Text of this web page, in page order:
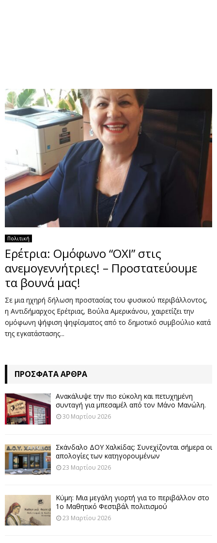
U
Πολιτική
Ερέτρια: Ομόφωνο “ΟΧΙ” στις
ανεμογεννήτριες! – Προστατεύουμε
τα βουνά μας!
Σε μια ηχηρή δήλωση προστασίας του φυσικού περιβάλλοντος,
η Αντιδήμαρχος Ερέτριας, Βούλα Αμερικάνου, χαιρετίζει την
ομόφωνη ψήφιση ψηφίσματος από το δημοτικό συμβούλιο κατά
της εγκατάστασης...
ΠΡΌΣΦΑΤΑ ΆΡΘΡΑ
Ανακάλυψε την πιο εύκολη και πετυχημένη
συνταγή για μπεσαμέλ από τον Μάνο Μανώλη.
30 Μαρτίου 2026
Σκάνδαλο ΔΟΥ Χαλκίδας: Συνεχίζονται σήμερα οι
απολογίες των κατηγορουμένων
23 Μαρτίου 2026
Κύμη: Μια μεγάλη γιορτή για το περιβάλλον στο
1ο Μαθητικό Φεστιβάλ πολιτισμού
23 Μαρτίου 2026